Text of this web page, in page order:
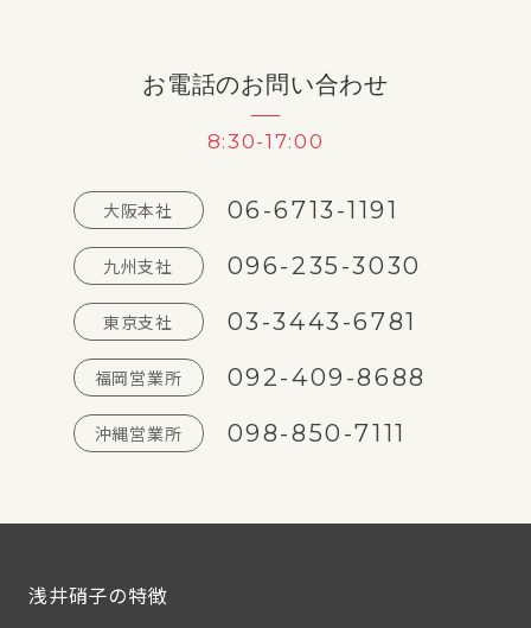
お電話のお問い合わせ
8:30-17:00
大阪本社 06-6713-1191
九州支社 096-235-3030
東京支社 03-3443-6781
福岡営業所 092-409-8688
沖縄営業所 098-850-7111
浅井硝子の特徴